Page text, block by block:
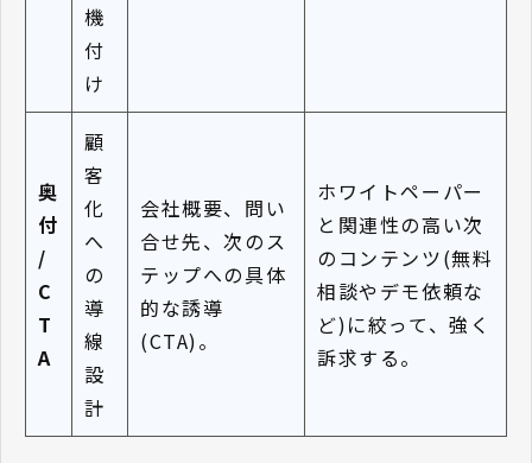
機
付
け
奥
付
/
C
T
A
顧
客
化
へ
の
導
線
設
計
会社概要、問い
合せ先、次のス
テップへの具体
的な誘導
(CTA)。
ホワイトペーパー
と関連性の高い次
のコンテンツ(無料
相談やデモ依頼な
ど)に絞って、強く
訴求する。